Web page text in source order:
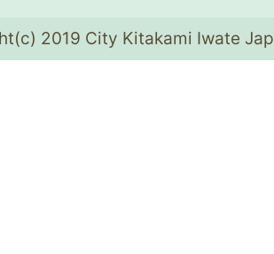
2019 City Kitakami Iwate